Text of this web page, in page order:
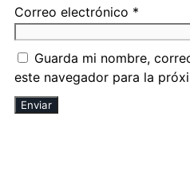
Correo electrónico *
Guarda mi nombre,
este navegador para la